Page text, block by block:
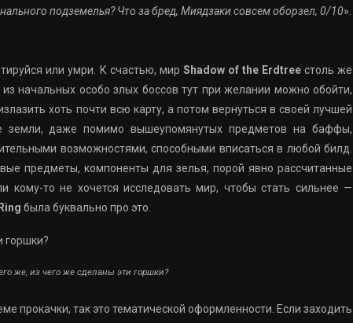
подземелья? Что за бред, Миядзаки совсем оборзел, 0/10».
или умри. К счастью, мир Shadow of the Erdtreeстоль же
начальных особо злых боссов тут при желании можно обойти,
хоть почти всю карту, а потом вернуться в своей лучшей
земли, даже помимо вышеупомянутых предметов на баффы,
возможностями, способными вписаться в любой билд.
предметы, компоненты для зелья, порой явно рассчитанные
кому-то не хочется исследовать мир, чтобы стать сильнее —
была буквально про это.
же, из чего же сделаны эти горшки?
прокачки, так это тематической оформленности. Если заходить